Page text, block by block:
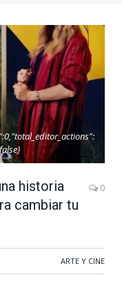
historia
cambiar tu
0
ARTE Y CINE